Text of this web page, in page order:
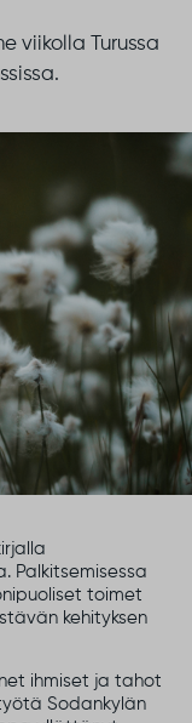
viikolla Turussa
Palkitsemisessa
toimet
kehityksen
ihmiset ja tahot
Sodankylän